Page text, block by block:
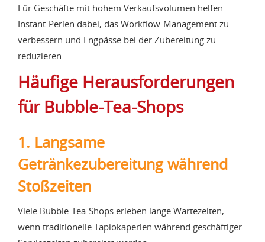
Für Geschäfte mit hohem Verkaufsvolumen helfen
Instant-Perlen dabei, das Workflow-Management zu
verbessern und Engpässe bei der Zubereitung zu
reduzieren.
Häufige Herausforderungen
für Bubble-Tea-Shops
1. Langsame
Getränkezubereitung während
Stoßzeiten
Viele Bubble-Tea-Shops erleben lange Wartezeiten,
wenn traditionelle Tapiokaperlen während geschäftiger